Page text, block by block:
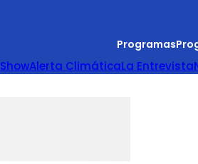
Programas
ShowAlerta ClimáticaLa Entrevista